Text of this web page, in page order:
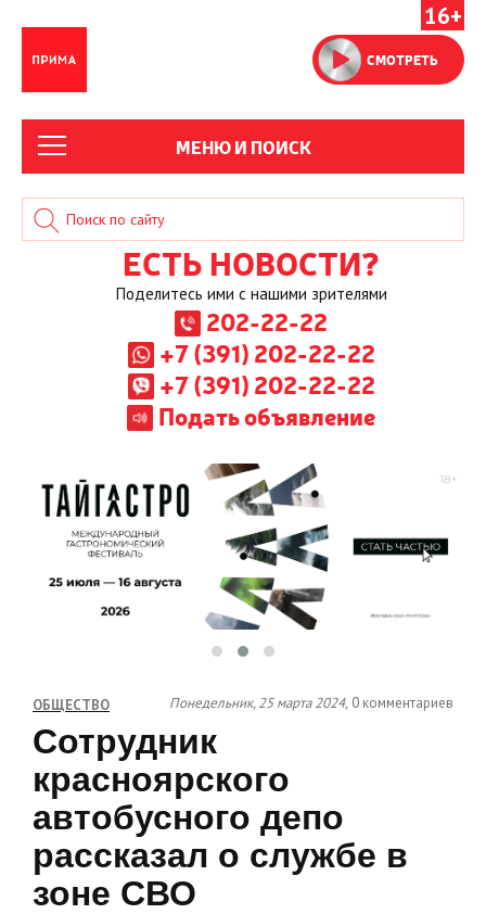
16+
СМОТРЕТЬ
МЕНЮ И ПОИСК
ЕСТЬ НОВОСТИ?
Поделитесь ими с нашими зрителями
202-22-22
+7 (391) 202-22-22
+7 (391) 202-22-22
Подать объявление
ОБЩЕСТВО Понедельник, 25 марта 2024, 0 комментариев
Сотрудник
красноярского
автобусного депо
рассказал о службе в
зоне СВО